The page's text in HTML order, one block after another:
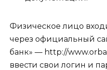
Физическое лицо
через официальный
банк» — http://
ввести свои логин и